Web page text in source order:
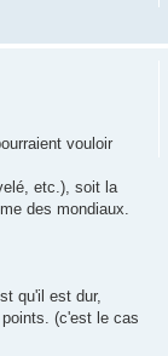
vouloir
etc.), soit la
des mondiaux.
qu'il est dur,
(c'est le cas